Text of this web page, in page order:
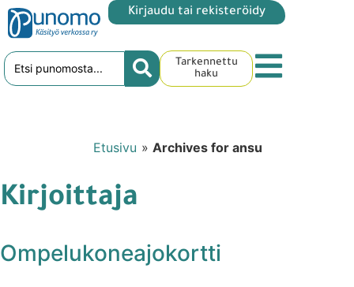
Kirjaudu tai rekisteröidy
Tarkennettu
haku
Etusivu » Archives for ansu
Kirjoittaja
Ompelukoneajokortti